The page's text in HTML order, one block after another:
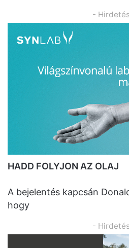
-
HADD FOLYJON AZ OLAJ
A bejelentés kapcsán
hogy
-